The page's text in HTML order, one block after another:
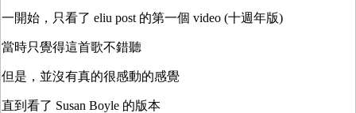
一開始，只看了 eliu post 的第一個 video (十週年版)
當時只覺得這首歌不錯聽
但是，並沒有真的很感動的感覺
直到看了 Susan Boyle 的版本